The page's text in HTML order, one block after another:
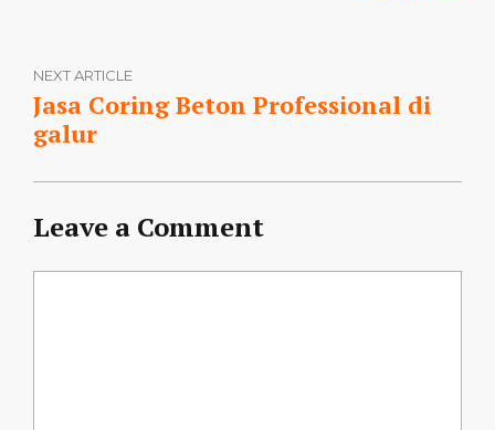
NEXT ARTICLE
Jasa Coring Beton Professional di
galur
Leave a Comment